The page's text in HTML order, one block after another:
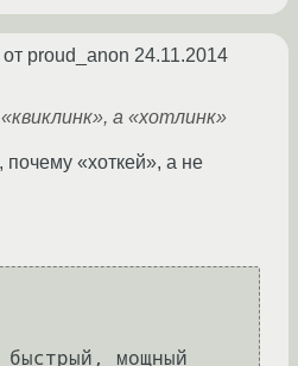
от proud_anon 24.11.2014
а «хотлинк»
«хоткей», а не